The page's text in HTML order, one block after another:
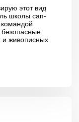
этот вид
школы сап-
и живописных